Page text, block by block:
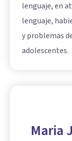
lenguaje, en
lenguaje,
y problemas
adolescentes.
Maria